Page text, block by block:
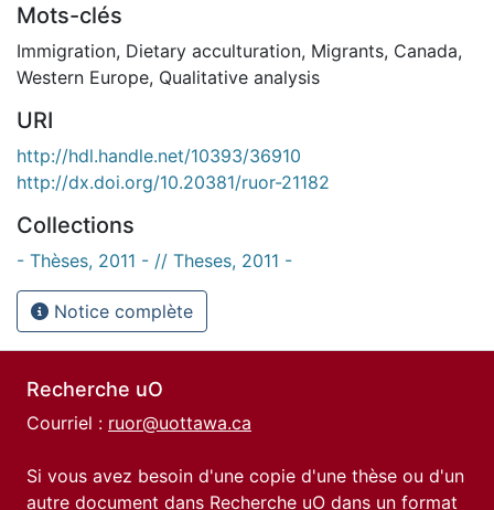
Mots-clés
Immigration, Dietary acculturation, Migrants, Canada,
Western Europe, Qualitative analysis
URI
http://hdl.handle.net/10393/36910
http://dx.doi.org/10.20381/ruor-21182
Collections
- Thèses, 2011 - // Theses, 2011 -
Notice complète
Recherche uO
Courriel : ruor@uottawa.ca
Si vous avez besoin d'une copie d'une thèse ou d'un
autre document dans Recherche uO dans un format